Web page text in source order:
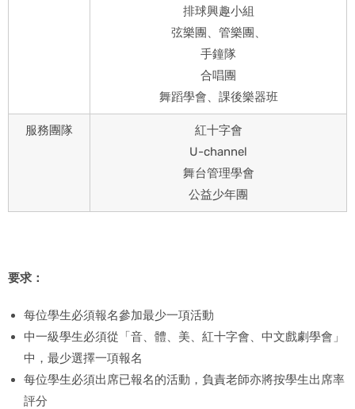
排球興趣小組
弦樂團、管樂團、
手鐘隊
合唱團
舞蹈學會、課後樂器班
服務團隊
紅十字會
U-channel
舞台管理學會
公益少年團
要求：
每位學生必須報名參加最少一項活動
中一級學生必須從「音、體、美、紅十字會、中文戲劇學會」
中，最少選擇一項報名
每位學生必須出席已報名的活動，負責老師亦將按學生出席率
評分